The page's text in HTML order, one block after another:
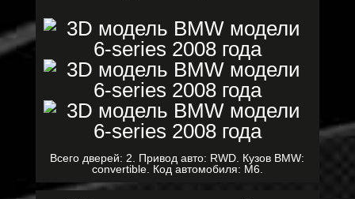
Всего дверей: 2. Привод авто: RWD. Кузов BMW:
convertible. Код автомобиля: M6.